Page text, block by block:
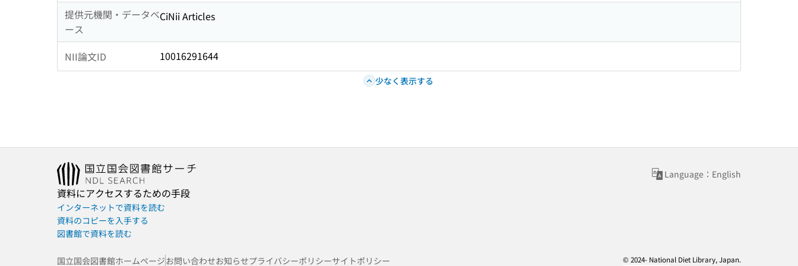
提供元機関・データベ
ース
CiNii Articles
NII論文ID 10016291644
少なく表示する
Language：English
資料にアクセスするための手段
インターネットで資料を読む
資料のコピーを入手する
図書館で資料を読む
国立国会図書館ホームページお問い合わせお知らせプライバシーポリシーサイトポリシー © 2024- National Diet Library, Japan.